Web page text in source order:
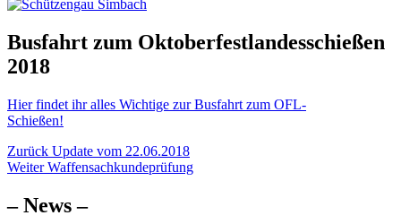
Busfahrt zum Oktoberfestlandesschießen
2018
Hier findet ihr alles Wichtige zur Busfahrt zum OFL-
Schießen!
Beitragsnavigation
Zurück Vorheriger
Beitrag:
Update vom 22.06.2018
Weiter Nächster
Waffensachkundeprüfung
– News –